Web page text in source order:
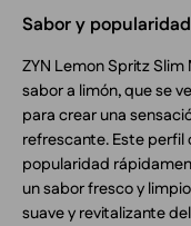
Sabor y popularidad
ZYN Lemon Spritz
sabor a limón, que se
para crear una
refrescante. Este
popularidad
un sabor fresco y
suave y revitalizante